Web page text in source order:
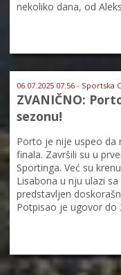
nekoliko dana, od
06.07.2025 07:56 - Sportska
ZVANIČNO:
sezonu!
Porto je nije uspeo da
finala. Završili su u
Sportinga. Već su
Lisabona u nju ulazi
predstavljen
Potpisao je ugovor do